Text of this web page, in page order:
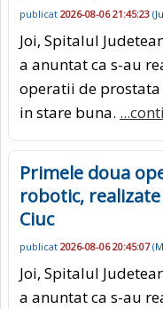
publicat 2026-08-06 21:45:23 (
Joi, Spitalul
a anuntat ca s-au
operatii de
in stare buna.
Primele doua
robotic,
Ciuc
publicat 2026-08-06 20:45:07(
Joi, Spitalul
a anuntat ca s-au